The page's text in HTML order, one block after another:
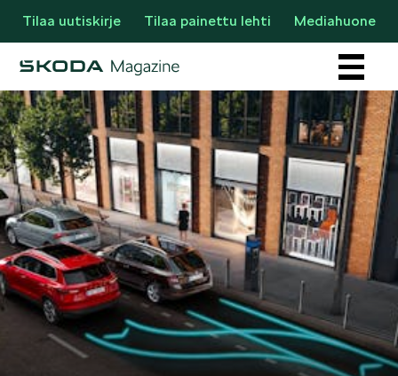
Tilaa uutiskirje Tilaa painettu lehti Mediahuone
Osastot
AJANKOHTAISTA & UUTTA